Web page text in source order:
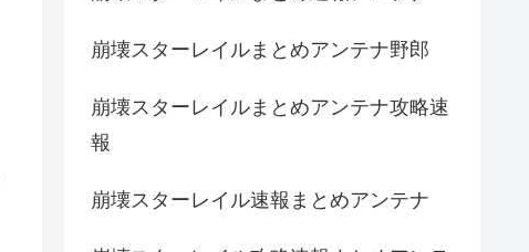
崩壊スターレイルまとめアンテナ野郎
崩壊スターレイルまとめアンテナ攻略速
報
崩壊スターレイル速報まとめアンテナ